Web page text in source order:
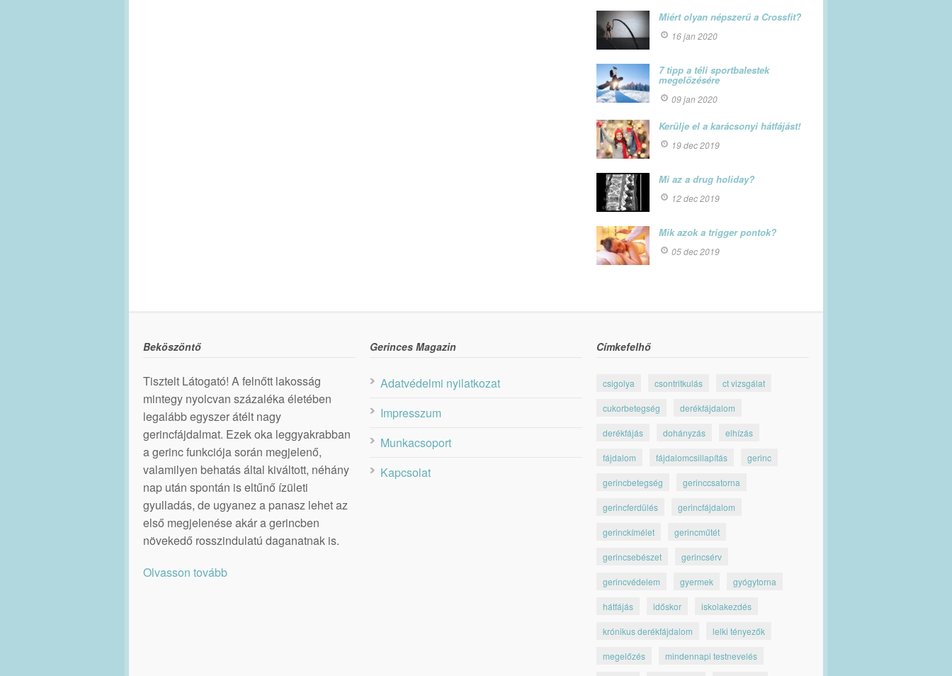
Miért olyan népszerű a Crossfit?
16 jan 2020
7 tipp a téli sportbalestek
megelőzésére
09 jan 2020
Kerülje el a karácsonyi hátfájást!
19 dec 2019
Mi az a drug holiday?
12 dec 2019
Mik azok a trigger pontok?
05 dec 2019
Beköszöntő
Tisztelt Látogató! A felnőtt lakosság
mintegy nyolcvan százaléka életében
legalább egyszer átélt nagy
gerincfájdalmat. Ezek oka leggyakrabban
a gerinc funkciója során megjelenő,
valamilyen behatás által kiváltott, néhány
nap után spontán is eltűnő ízületi
gyulladás, de ugyanez a panasz lehet az
első megjelenése akár a gerincben
növekedő rosszindulatú daganatnak is.
Olvasson tovább
Gerinces Magazin
Adatvédelmi nyilatkozat
Impresszum
Munkacsoport
Kapcsolat
Címkefelhő
csigolya csontritkulás ct vizsgálat
cukorbetegség derékfájdalom
derékfájás dohányzás elhízás
fájdalom fájdalomcsillapítás gerinc
gerincbetegség gerinccsatorna
gerincferdülés gerincfájdalom
gerinckímélet gerincműtét
gerincsebészet gerincsérv
gerincvédelem gyermek gyógytorna
hátfájás időskor iskolakezdés
krónikus derékfájdalom lelki tényezők
megelőzés mindennapi testnevelés